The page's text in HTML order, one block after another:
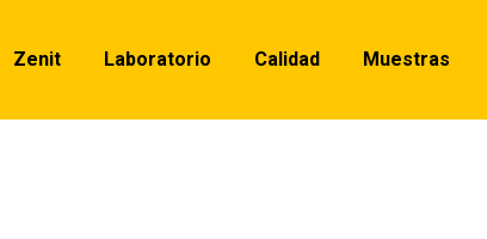
Zenit Laboratorio Calidad Muestras